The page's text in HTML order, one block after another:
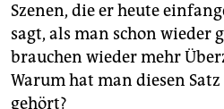
Szenen, die er heute
sagt, als man schon wieder
brauchen wieder mehr
Warum hat man diesen
gehört?